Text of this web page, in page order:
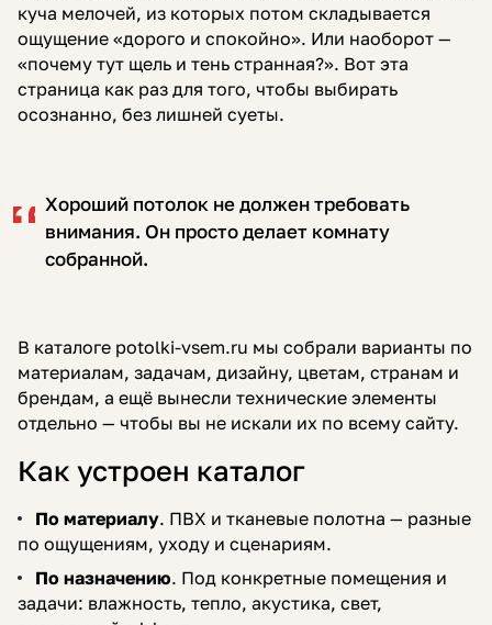
куча мелочей, из которых потом складывается
ощущение «дорого и спокойно». Или наоборот —
«почему тут щель и тень странная?». Вот эта
страница как раз для того, чтобы выбирать
осознанно, без лишней суеты.
Хороший потолок не должен требовать
внимания. Он просто делает комнату
собранной.
В каталоге potolki-vsem.ru мы собрали варианты по
материалам, задачам, дизайну, цветам, странам и
брендам, а ещё вынесли технические элементы
отдельно — чтобы вы не искали их по всему сайту.
Как устроен каталог
По материалу. ПВХ и тканевые полотна — разные
по ощущениям, уходу и сценариям.
По назначению. Под конкретные помещения и
задачи: влажность, тепло, акустика, свет,